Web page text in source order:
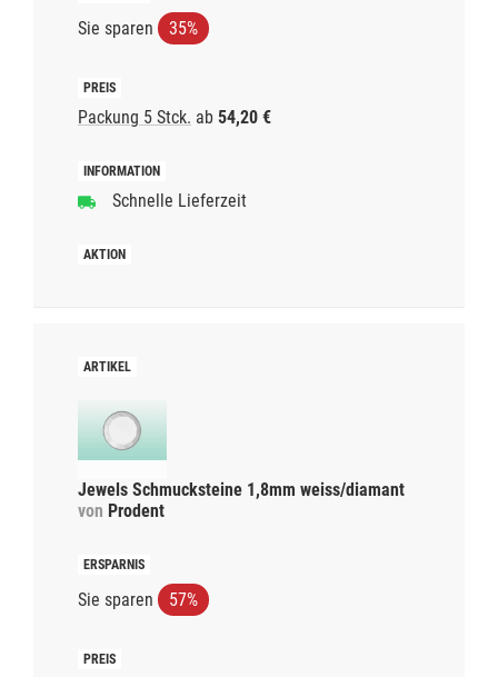
Sie sparen 35%
Packung 5 Stck. ab 54,20 €
Schnelle Lieferzeit
Jewels Schmucksteine 1,8mm weiss/diamant
von Prodent
Sie sparen 57%